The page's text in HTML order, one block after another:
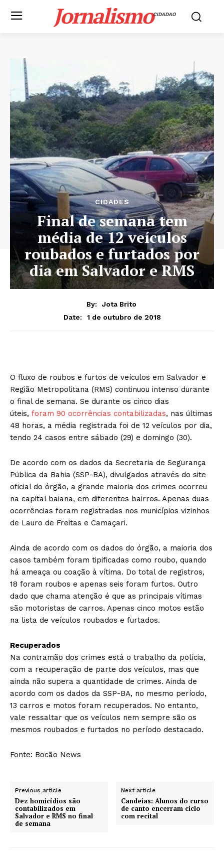
JornalismoCIDADAO
CIDADES
Final de semana tem
média de 12 veículos
roubados e furtados por
dia em Salvador e RMS
By:
Jota Brito
Date:
1 de outubro de 2018
O fluxo de roubos e furtos de veículos em Salvador e
Região Metropolitana (RMS) continuou intenso durante
o final de semana. Se durante os cinco dias
úteis, foram 90 ocorrências contabilizadas, nas últimas
48 horas, a média registrada foi de 12 veículos por dia,
tendo 24 casos entre sábado (29) e domingo (30).
De acordo com os dados da Secretaria de Segurança
Pública da Bahia (SSP-BA), divulgados através do site
oficial do órgão, a grande maioria dos crimes ocorreu
na capital baiana, em diferentes bairros. Apenas duas
ocorrências foram registradas nos municípios vizinhos
de Lauro de Freitas e Camaçari.
Ainda de acordo com os dados do órgão, a maioria dos
casos também foram tipificadas como roubo, quando
há ameaça ou coação à vítima. Do total de registros,
18 foram roubos e apenas seis foram furtos. Outro
dado que chama atenção é que as principais vítimas
são motoristas de carros. Apenas cinco motos estão
na lista de veículos roubados e furtados.
Recuperados
Na contramão dos crimes está o trabalho da polícia,
com a recuperação de parte dos veículos, mas que
ainda não supera a quantidade de crimes. Ainda de
acordo com os dados da SSP-BA, no mesmo período,
13 carros e motos foram recuperados. No entanto,
vale ressaltar que os veículos nem sempre são os
mesmos roubados e furtados no período destacado.
Fonte: Bocão News
Previous article
Dez homicídios são
contabilizados em
Salvador e RMS no final
de semana
Next article
Candeias: Alunos do curso
de canto encerram ciclo
com recital